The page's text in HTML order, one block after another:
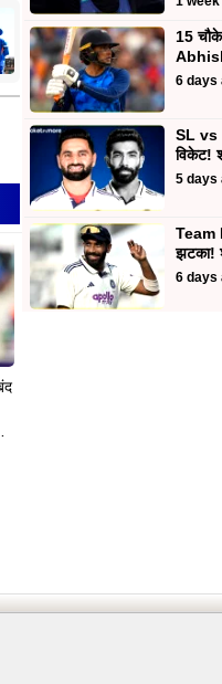
15
6 days
SL vs
विकेट!
5 days
Team
झटका!
6 days
on Telegram
us on Google News